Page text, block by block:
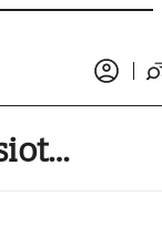
Colegio Oficial de Fisioterapeutas de Canarias